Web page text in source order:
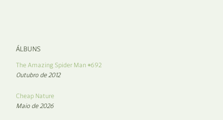
ÁLBUNS
The Amazing Spider Man #692
Outubro de 2012
Cheap Nature
Maio de 2026